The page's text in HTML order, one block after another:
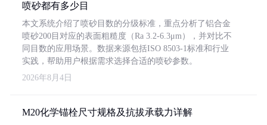
喷砂都有多少目
本文系统介绍了喷砂目数的分级标准，重点分析了铝合金
喷砂200目对应的表面粗糙度（Ra 3.2-6.3μm），并对比不
同目数的应用场景。数据来源包括ISO 8503-1标准和行业
实践，帮助用户根据需求选择合适的喷砂参数。
2026年8月4日
M20化学锚栓尺寸规格及抗拔承载力详解